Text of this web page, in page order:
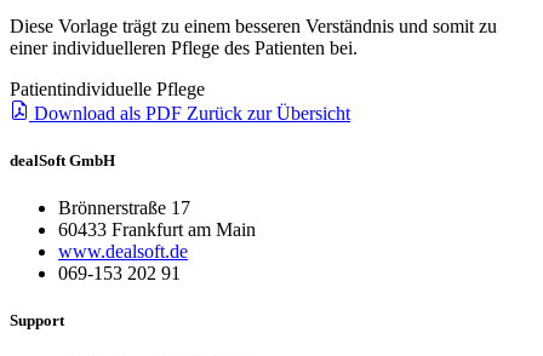
Diese Vorlage trägt zu einem besseren Verständnis und somit zu
einer individuelleren Pflege des Patienten bei.
Patientindividuelle Pflege
Download als PDF Zurück zur Übersicht
dealSoft GmbH
Brönnerstraße 17
60433 Frankfurt am Main
www.dealsoft.de
069-153 202 91
Support